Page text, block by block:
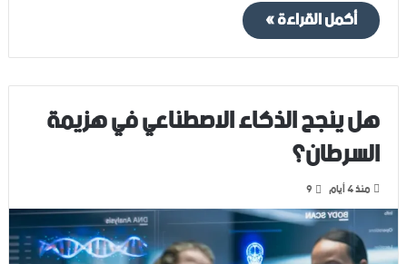
أكمل القراءة »
هل ينجح الذكاء الاصطناعي في هزيمة
السرطان؟
منذ 4 أيام 9